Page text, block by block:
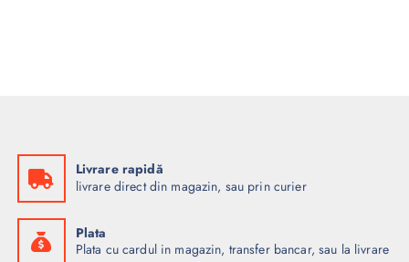
Livrare rapidă
livrare direct din magazin, sau prin curier
Plata
Plata cu cardul in magazin, transfer bancar, sau la livrare